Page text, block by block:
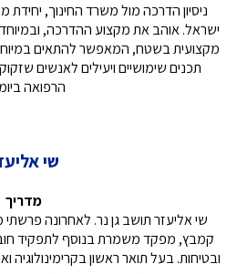
ניסיון הדרכה מול משרד החינוך,
ישראל. אוהב את מקצוע ההדרכה,
מקצועית בשטח, המאפשר להתאים
תכנים שימושיים ויעילים לאנשים
הרפואה
שי
מדריך
שי אליעזר תושב גן נר. לאחרונה
קמבץ, מפקד משמרת בנוסף לתפקיד
ובטיחות. בעל תואר ראשון בקרימינולוגיה